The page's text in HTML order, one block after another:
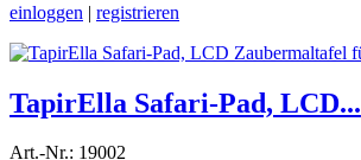
einloggen | registrieren
TapirElla Safari-Pad, LCD...
Art.-Nr.: 19002